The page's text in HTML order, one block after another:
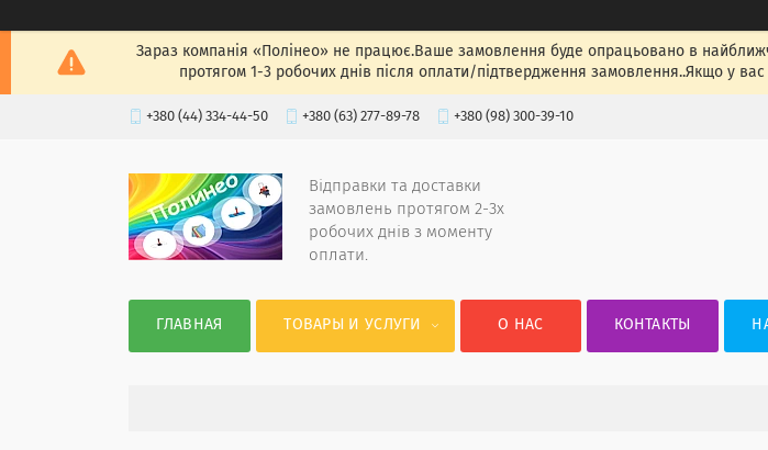
Зараз компанія «Полінео» не працює.Ваше замовлення буде опрацьовано в
протягом 1-3 робочих днів після оплати/підтвердження замовлення..Якщо у
+380 (44) 334-44-50 +380 (63) 277-89-78 +380 (98) 300-39-10
Відправки та доставки
замовлень протягом 2-3х
робочих днів з моменту
оплати.
ГЛАВНАЯ ТОВАРЫ И УСЛУГИ О НАС КОНТАКТЫ